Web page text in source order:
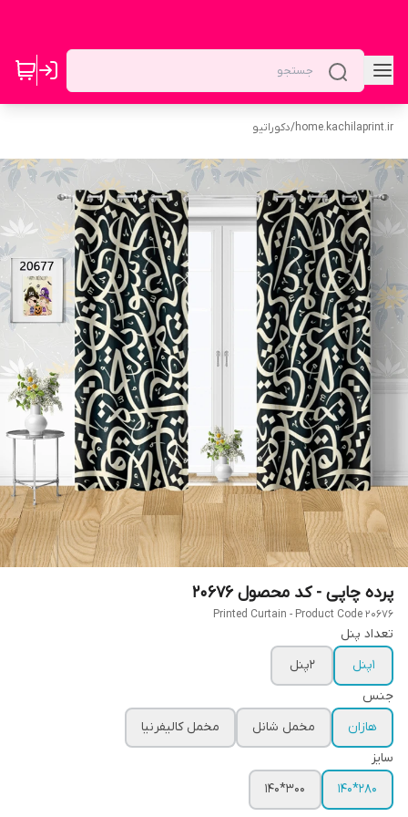
home.kachilaprint.ir
/دکوراتیو
پرده چاپی - کد محصول 20676
Printed Curtain - Product Code 20676
تعداد پنل
1پنل
2پنل
جنس
هازان
مخمل شانل
مخمل کالیفرنیا
سایز
280*140
300*140